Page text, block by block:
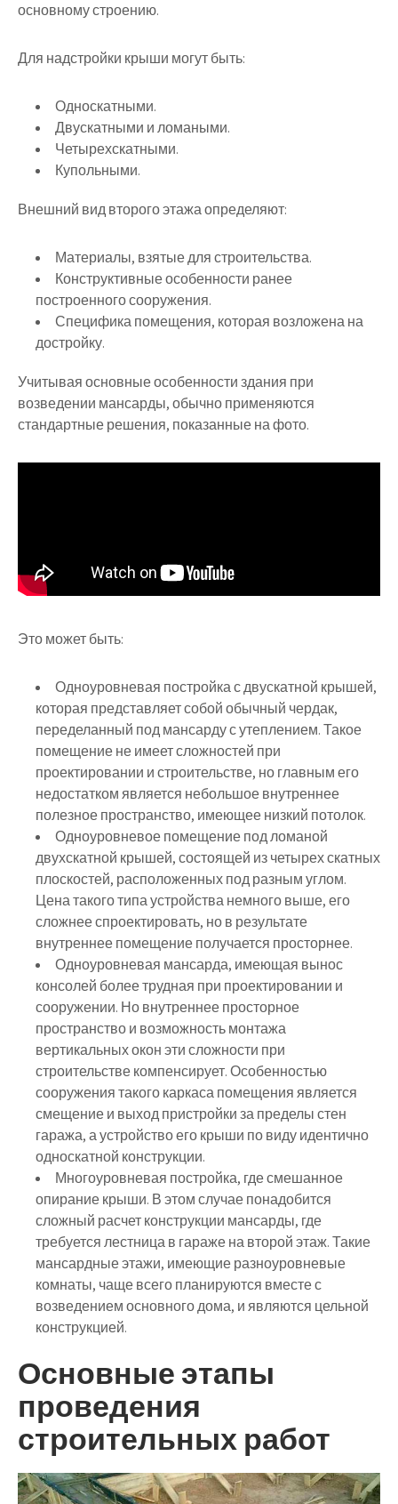
основному строению.
Для надстройки крыши могут быть:
Односкатными.
Двускатными и ломаными.
Четырехскатными.
Купольными.
Внешний вид второго этажа определяют:
Материалы, взятые для строительства.
Конструктивные особенности ранее
построенного сооружения.
Специфика помещения, которая возложена на
достройку.
Учитывая основные особенности здания при
возведении мансарды, обычно применяются
стандартные решения, показанные на фото.
Это может быть:
Одноуровневая постройка с двускатной крышей,
которая представляет собой обычный чердак,
переделанный под мансарду с утеплением. Такое
помещение не имеет сложностей при
проектировании и строительстве, но главным его
недостатком является небольшое внутреннее
полезное пространство, имеющее низкий потолок.
Одноуровневое помещение под ломаной
двухскатной крышей, состоящей из четырех скатных
плоскостей, расположенных под разным углом.
Цена такого типа устройства немного выше, его
сложнее спроектировать, но в результате
внутреннее помещение получается просторнее.
Одноуровневая мансарда, имеющая вынос
консолей более трудная при проектировании и
сооружении. Но внутреннее просторное
пространство и возможность монтажа
вертикальных окон эти сложности при
строительстве компенсирует. Особенностью
сооружения такого каркаса помещения является
смещение и выход пристройки за пределы стен
гаража, а устройство его крыши по виду идентично
односкатной конструкции.
Многоуровневая постройка, где смешанное
опирание крыши. В этом случае понадобится
сложный расчет конструкции мансарды, где
требуется лестница в гараже на второй этаж. Такие
мансардные этажи, имеющие разноуровневые
комнаты, чаще всего планируются вместе с
возведением основного дома, и являются цельной
конструкцией.
Основные этапы
проведения
строительных работ